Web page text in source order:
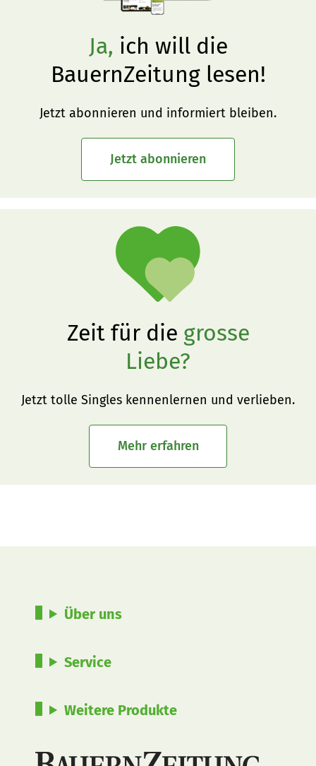
Ja, ich will die
BauernZeitung lesen!
Jetzt abonnieren und informiert bleiben.
Jetzt abonnieren
Zeit für die grosse
Liebe?
Jetzt tolle Singles kennenlernen und verlieben.
Mehr erfahren
Über uns
Service
Weitere Produkte